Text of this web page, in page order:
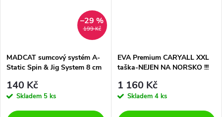
199 Kč
–29 %
MADCAT sumcový systém A-
Static Spin & Jig System 8 cm
140 Kč
Skladem 5 ks
EVA Premium CARYALL XXL
taška-NEJEN NA NORSKO !!!
1 160 Kč
Skladem 4 ks